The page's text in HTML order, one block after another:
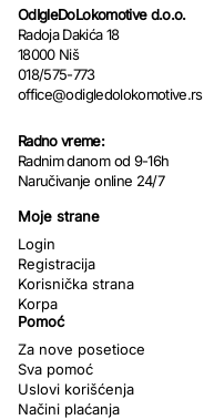
OdIgleDoLokomotive d.o.o.
Radoja Dakića 18
18000 Niš
018/575-773
office@odigledolokomotive.rs
Radno vreme:
Radnim danom od 9-16h
Naručivanje online 24/7
Moje strane
Login
Registracija
Korisnička strana
Korpa
Pomoć
Za nove posetioce
Sva pomoć
Uslovi korišćenja
Načini plaćanja